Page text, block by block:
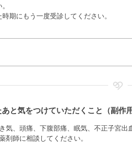
期にもう一度受診してください。
と気をつけていただくこと（副作用
気、頭痛、下腹部痛、眠気、不正子宮
剤師に相談してください。